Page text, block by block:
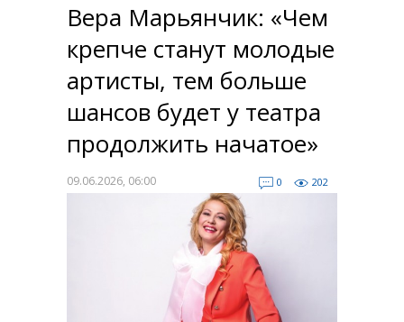
Вера Марьянчик: «Чем
крепче станут молодые
артисты, тем больше
шансов будет у театра
продолжить начатое»
09.06.2026, 06:00 0 202